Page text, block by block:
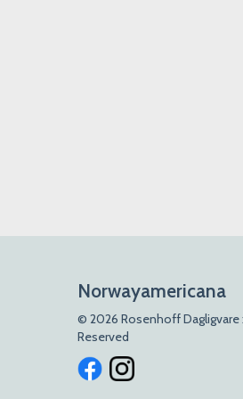
Norwayamericana
© 2026 Rosenhoff Dagligvare
Reserved